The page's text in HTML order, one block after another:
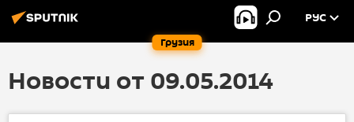
Грузия
РУС
Новости от 09.05.2014